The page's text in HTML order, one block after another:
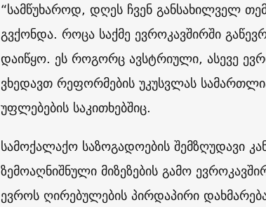
“სამწუხაროდ, დღეს ჩვენ განსახილველ
გვქონდა. როცა საქმე ევროკავშირში
დაიწყო. ეს როგორც ავსტრიული, ასევე
ვხედავთ რეფორმების უკუსვლას
უფლებების საკითხებშიც.
სამოქალაქო საზოგადოების შემზღუდავი
ზემოაღნიშნული მიზეზების გამო
ევროს ღირებულების პირდაპირი